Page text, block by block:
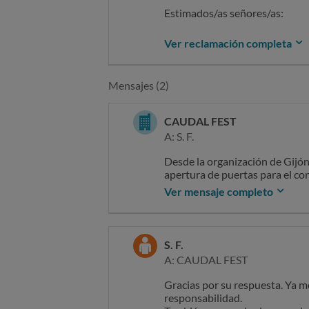
Estimados/as señores/as:
llegado con media hora de
Gijón, no se nos permitió a mi
SOLICITO que me sea
adjunto en fichero pdf para
Ver reclamación completa
Mensajes (2)
CAUDAL FEST
A: S. F.
Desde la organización de
apertura de puertas para el
antes. Las puertasse abrieron
días previos al concierto.
Ver mensaje completo
S. F.
A: CAUDAL FEST
Gracias por su respuesta. Ya
responsabilidad.